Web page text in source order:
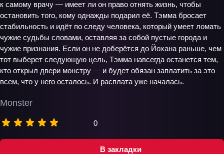
В закладки
Monster
0
к самому врачу — имеет ли он право отнять жизнь, чтобы
остановить того, кому однажды подарил её. Тэмма бросает
стабильность и идёт по следу человека, который умеет ломать
чужие судьбы словами, оставляя за собой пустые города и
чужие признания. Если он не доберётся до Йохана раньше, чем
тот выберет следующую цель, Тэмма навсегда останется тем,
кто открыл двери монстру — и будет обязан заплатить за это
всем, что у него осталось. И расплата уже началась.